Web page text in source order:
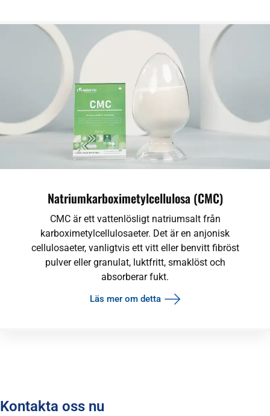
Natriumkarboximetylcellulosa (CMC)
CMC är ett vattenlösligt natriumsalt från
karboximetylcellulosaeter. Det är en anjonisk
cellulosaeter, vanligtvis ett vitt eller benvitt fibröst
pulver eller granulat, luktfritt, smaklöst och
absorberar fukt.
Läs mer om detta
Kontakta oss nu